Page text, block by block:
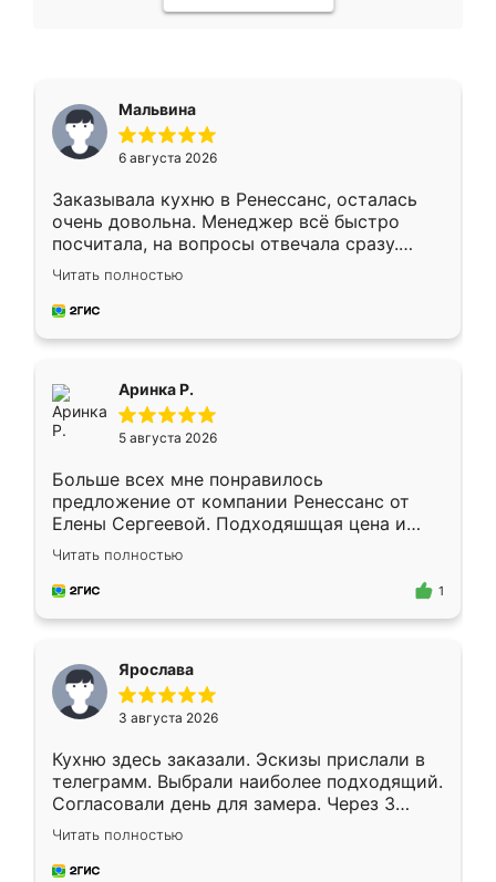
Мальвина
6 августа 2026
Заказывала кухню в Ренессанс, осталась
очень довольна. Менеджер всё быстро
посчитала, на вопросы отвечала сразу.
Замерщик приехал в субботу, подошёл к
делу со всей ответственностью. Собрали
за день, ребята работали аккуратно, даже
Читать полностью
Аринка Р.
5 августа 2026
Больше всех мне понравилось
предложение от компании Ренессанс от
Елены Сергеевой. Подходяшщая цена и
короткие сроки изготовления. Приехавший
для замера сотрудник Владислав
предложил по моему эскизу самый
Читать полностью
1
Ярослава
3 августа 2026
Кухню здесь заказали. Эскизы прислали в
телеграмм. Выбрали наиболее подходящий.
Согласовали день для замера. Через 3
недели кухня была уже готова. Остались
довольны работой. Спасибо Ренессанс
мебель за качественную работу!
Читать полностью